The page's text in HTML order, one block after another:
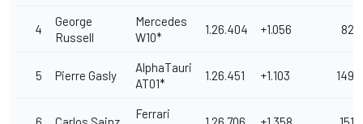
4
George
Russell
Mercedes
W10*
1.26.404 +1.056 82
5 Pierre Gasly
AlphaTauri
AT01*
1.26.451 +1.103 149
Ferrari